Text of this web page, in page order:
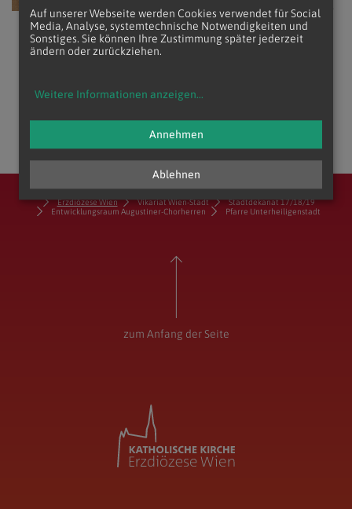
um die Architektur unserer
Kirche enthält!
Erzdiözese Wien Vikariat Wien-Stadt
Stadtdekanat 17/18/19
Entwicklungsraum Augustiner-Chorherren
Pfarre Unterheiligenstadt
zum Anfang der Seite
Auf unserer Webseite werden Cookies verwendet für Social
Media, Analyse, systemtechnische Notwendigkeiten und
Sonstiges. Sie können Ihre Zustimmung später jederzeit
ändern oder zurückziehen.
Weitere Informationen anzeigen...
Ablehnen
Annehmen